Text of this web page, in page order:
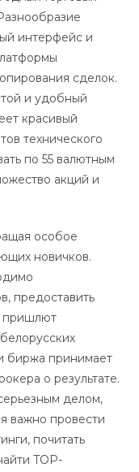
интерфейс и
сделок.
и удобный
красивый
технического
по 55 валютным
акций и
особое
новичков.
предоставить
пришлют
биржа принимает
о результате.
делом,
важно провести
почитать
TOP-